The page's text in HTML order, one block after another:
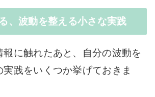
、波動を整える小さな実践
に触れたあと、自分の波動を
践をいくつか挙げておきま